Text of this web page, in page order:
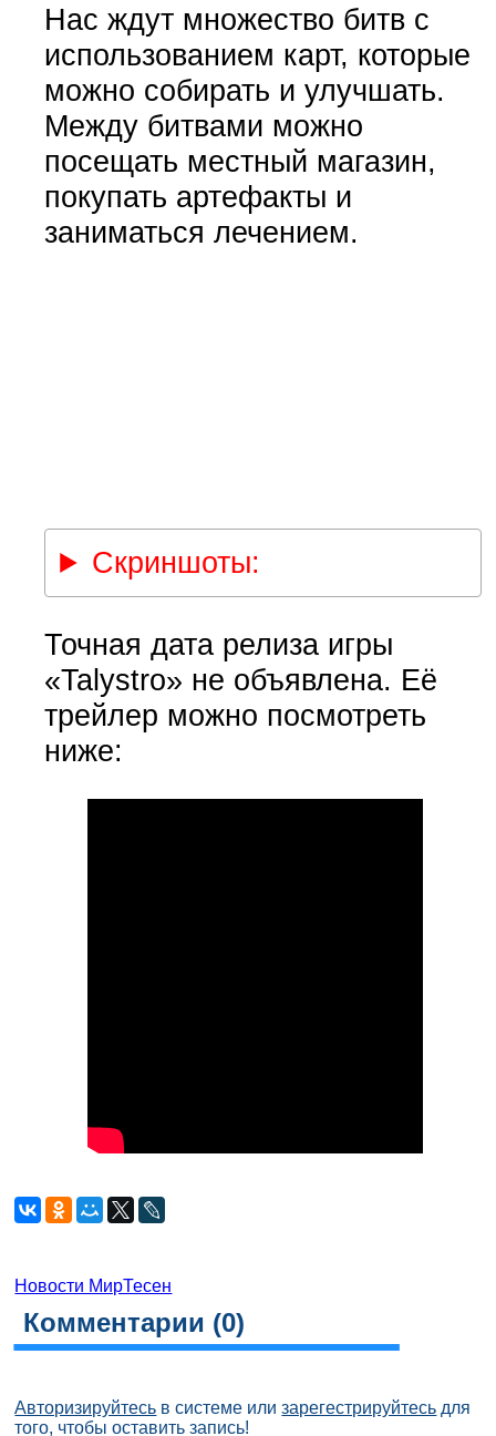
Нас ждут множество битв с
использованием карт, которые
можно собирать и улучшать.
Между битвами можно
посещать местный магазин,
покупать артефакты и
заниматься лечением.
Скриншоты:
Точная дата релиза игры
«Talystro» не объявлена. Её
трейлер можно посмотреть
ниже:
Новости МирТесен
Комментарии (0)
Авторизируйтесь в системе илизарегестрируйтесь для
того, чтобы оставить запись!